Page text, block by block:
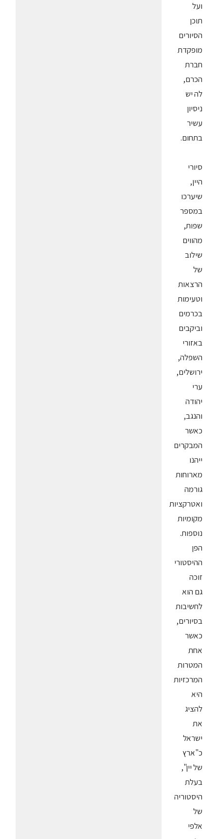
ועל
תוכן
הסיורים
מופקדת
חברת
הכרם,
לה יש
ניסיון
עשיר
בתחום.
סיורי
היין,
שיערכו
במספר
שפות,
מהווים
שילוב
של
הרצאות
וטעימות
בכרמים
וביקבים
באזורי
השפלה,
ירושלים,
ערי
יהודה
והנגב,
כאשר
המבקרים
ייהנו
מארוחות
גורמה
ואטרקציות
מקומיות
נוספות.
הפן
ההיסטורי
זוכה
גם הוא
לחשיבות
בסיורים,
כאשר
אחת
המטרות
המרכזיות
היא
להציג
את
ישראל
כ"ארץ
של יין",
בעלת
היסטוריה
של
אלפי